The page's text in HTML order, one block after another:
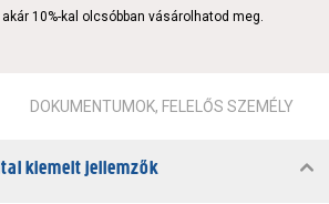
10%-kal olcsóbban vásárolhatod meg.
DOKUMENTUMOK, FELELŐS SZEMÉLY
kiemelt jellemzők